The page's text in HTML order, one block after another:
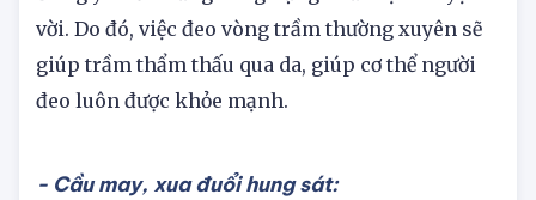
Gỗ trầm vốn là vị thuốc quý giá được dùng trong
Đông y nhờ những công dụng chữa bệnh tuyệt
vời. Do đó, việc đeo vòng trầm thường xuyên sẽ
giúp trầm thẩm thấu qua da, giúp cơ thể người